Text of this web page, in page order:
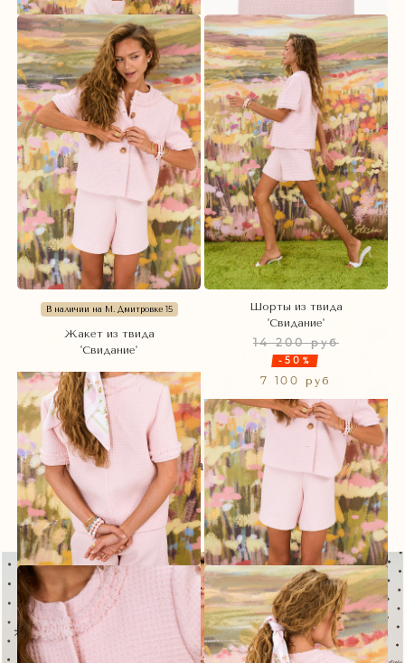
В наличии на М. Дмитровке 15
Жакет из твида
'Свидание'
Шорты из твида
'Свидание'
14 200 руб
-50%
7 100 руб
Показать ещё